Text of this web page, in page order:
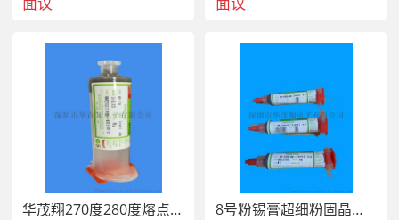
华茂翔270度280度熔点无铅高温锡膏 8号粉锡膏超细粉固晶锡膏